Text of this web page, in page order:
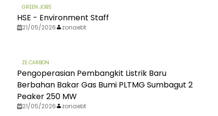
GREEN JOBS
HSE - Environment Staff
21/05/2026 zonaebt
ZE CARBON
Pengoperasian Pembangkit Listrik Baru
Berbahan Bakar Gas Bumi PLTMG Sumbagut 2
Peaker 250 MW
21/05/2026 zonaebt